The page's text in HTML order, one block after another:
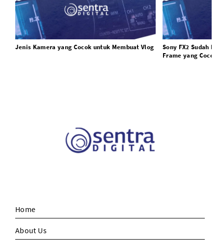
Jenis Kamera yang Cocok untuk Membuat Vlog
Sony FX2 Sudah
Frame yang
Home
About Us